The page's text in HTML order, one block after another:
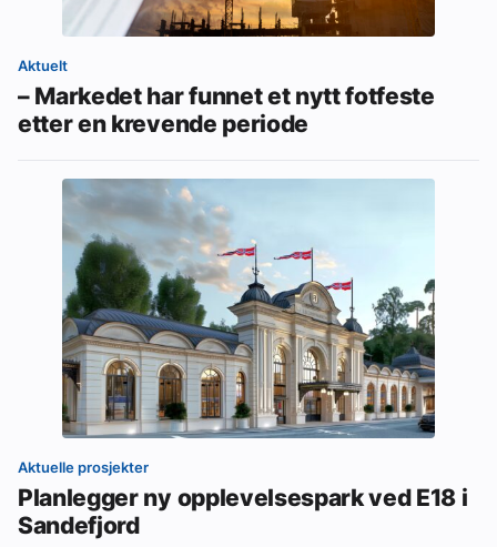
Aktuelt
– Markedet har funnet et nytt fotfeste
etter en krevende periode
Aktuelle prosjekter
Planlegger ny opplevelsespark ved E18 i
Sandefjord